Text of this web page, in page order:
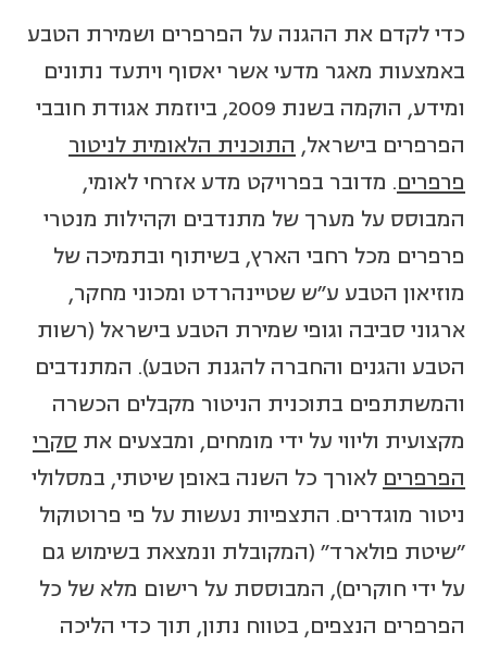
כדי לקדם את ההגנה על הפרפרים ושמירת הטבע
באמצעות מאגר מדעי אשר יאסוף ויתעד נתונים
ומידע, הוקמה בשנת 2009, ביוזמת אגודת חובבי
הפרפרים בישראל, התוכנית הלאומית לניטור
פרפרים. מדובר בפרויקט מדע אזרחי לאומי,
המבוסס על מערך של מתנדבים וקהילות מנטרי
פרפרים מכל רחבי הארץ, בשיתוף ובתמיכה של
מוזיאון הטבע ע"ש שטיינהרדט ומכוני מחקר,
ארגוני סביבה וגופי שמירת הטבע בישראל (רשות
הטבע והגנים והחברה להגנת הטבע). המתנדבים
והמשתתפים בתוכנית הניטור מקבלים הכשרה
מקצועית וליווי על ידי מומחים, ומבצעים את סקרי
הפרפרים לאורך כל השנה באופן שיטתי, במסלולי
ניטור מוגדרים. התצפיות נעשות על פי פרוטוקול
"שיטת פולארד" (המקובלת ונמצאת בשימוש גם
על ידי חוקרים), המבוססת על רישום מלא של כל
הפרפרים הנצפים, בטווח נתון, תוך כדי הליכה